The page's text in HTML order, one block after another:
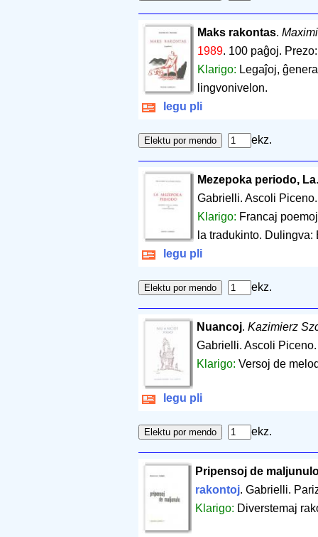
Maks rakontas.
1989. 100 paĝoj.
Klarigo: Legaĵoj,
lingvonivelon.
legu pli
ekz.
Mezepoka periodo, La
Gabrielli. Ascoli
Klarigo: Francaj
la tradukinto. Dulingva:
legu pli
ekz.
Nuancoj. Kazimierz
Gabrielli. Ascoli
Klarigo: Versoj de
legu pli
ekz.
Pripensoj de
rakontoj. Gabrielli.
Klarigo: Diverstemaj